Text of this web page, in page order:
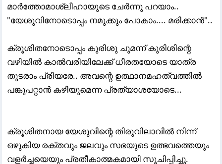
മാർത്തോമാശ്ലീഹായുടെ ചേർന്നു പറയാം..
"യേശുവിനോടൊപ്പം നമുക്കും പോകാം.... മരിക്കാൻ"..
ക്രൂശിതനോടൊപ്പം കുരിശു ചുമന്ന് കുരിശിന്റെ
വഴിയിൽ കാൽവരിയിലേക്ക് ധീരതയോടെ യാത്ര
തുടരാം പ്രിയരേ.. അവന്റെ ഉത്ഥാനമഹത്വത്തിൽ
പങ്കുപറ്റാൻ കഴിയുമെന്ന പ്രത്യാശയോടെ...
ക്രൂശിതനായ യേശുവിന്റെ തിരുവിലാവിൽ നിന്ന്
ഒഴുകിയ രക്തവും ജലവും സഭയുടെ ഉത്ഭവത്തെയും
വളർച്ചയെയും പ്രതീകാത്മകമായി സൂചിപ്പിച്ചു.